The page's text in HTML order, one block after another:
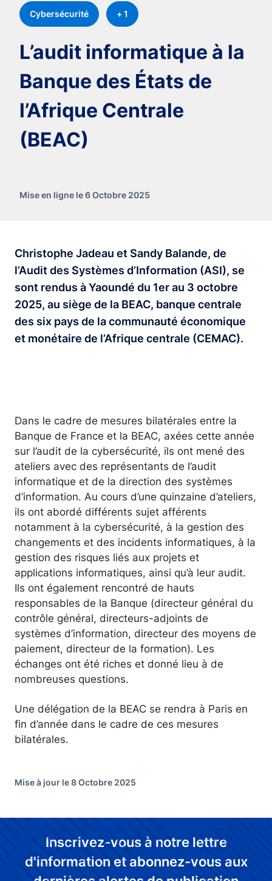
Cybersécurité + 1
L’audit informatique à la
Banque des États de
l’Afrique Centrale
(BEAC)
Mise en ligne le 6 Octobre 2025
Christophe Jadeau et Sandy Balande, de
l’Audit des Systèmes d’Information (ASI), se
sont rendus à Yaoundé du 1er au 3 octobre
2025, au siège de la BEAC, banque centrale
des six pays de la communauté économique
et monétaire de l’Afrique centrale (CEMAC).
Dans le cadre de mesures bilatérales entre la
Banque de France et la BEAC, axées cette année
sur l’audit de la cybersécurité, ils ont mené des
ateliers avec des représentants de l’audit
informatique et de la direction des systèmes
d’information. Au cours d’une quinzaine d’ateliers,
ils ont abordé différents sujet afférents
notamment à la cybersécurité, à la gestion des
changements et des incidents informatiques, à la
gestion des risques liés aux projets et
applications informatiques, ainsi qu’à leur audit.
Ils ont également rencontré de hauts
responsables de la Banque (directeur général du
contrôle général, directeurs-adjoints de
systèmes d’information, directeur des moyens de
paiement, directeur de la formation). Les
échanges ont été riches et donné lieu à de
nombreuses questions.
Une délégation de la BEAC se rendra à Paris en
fin d’année dans le cadre de ces mesures
bilatérales.
Mise à jour le 8 Octobre 2025
Inscrivez-vous à notre lettre
d'information et abonnez-vous aux